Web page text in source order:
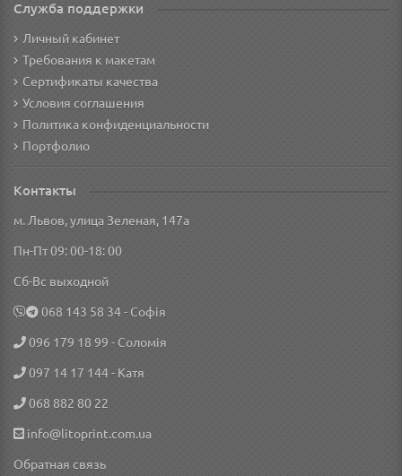
Служба поддержки
Личный кабинет
Требования к макетам
Сертификаты качества
Условия соглашения
Политика конфиденциальности
Портфолио
Контакты
м. Львов, улица Зеленая, 147а
Пн-Пт 09: 00-18: 00
Сб-Вс выходной
‎068 143 58 34- Софія
096 179 18 99 - Соломія
097 14 17 144- Катя
068 882 80 22
info@litoprint.com.ua
Обратная связь